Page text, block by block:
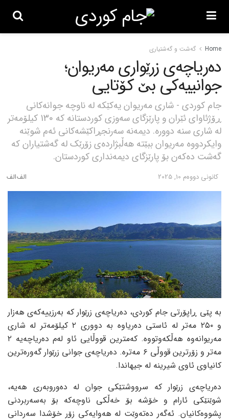
Home گه‌شت و گه‌شتیاری
دەریاچەی زرێواری مەریوان؛
جوانییەکی بێ کۆتایی
جام کوردی - شاری مەریوان یەکێکە لە ناوچە جوانەکانی
ڕۆژئاوای ئێران و پارێزگای سەوزی کوردستانه کە 130 کیلۆمەتر
لە شاری سنە دوورە. دیمەنە سەرنجڕاکێشەکانی ئەم شوێنە
وایکردووە مەریوان ببێتە هەڵبژاردەی زۆرێک لە گەشتیاران کە
گەشت دەکەن بۆ پارێزگای دیمەنداری کوردستان.
كانونی دووه‌م 10, 2025
بە پێی ڕاپۆرتی جام کوردی، دەریاچەی زرێوار کە بەرزییەکەی هەزار
و ٢٥٠ مەتر لە ئاستی دەریاوە بە دووری ٢ کیلۆمەتر لە شاری
مەریوانەوە هەڵکەوتووە. کەمترین قووڵایی ئاو لەم دەریاچەیە ٢
مەتر و زۆرترین قووڵی ٦ مەترە. دەریاچەی جوانی زرێوار گەورەترین
کانیاوی ئاوی شیرینە لە جیهاندا.
دەریاچەی زرێوار کە سرووشتێکی جوان لە دەوروبەری هەیە،
شوێنێکی ئارام و خۆشە بۆ خەڵکی ناوچەکە بۆ بەسەربردنی
پشووەکانیان. ئەگەر دەتەوێت له هەوایەکی زۆر خۆشدا سەردانی